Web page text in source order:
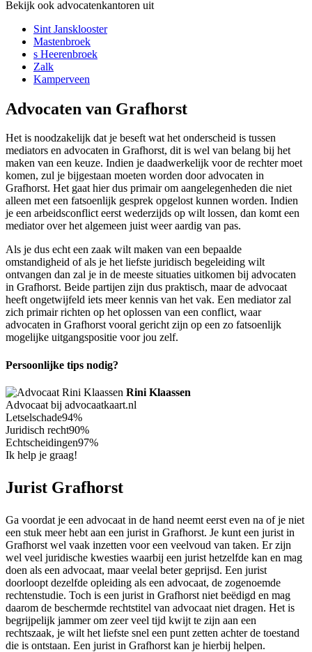
Bekijk ook advocatenkantoren uit
Sint Jansklooster
Mastenbroek
s Heerenbroek
Zalk
Kamperveen
Advocaten van Grafhorst
Het is noodzakelijk dat je beseft wat het onderscheid is tussen
mediators en advocaten in Grafhorst, dit is wel van belang bij het
maken van een keuze. Indien je daadwerkelijk voor de rechter moet
komen, zul je bijgestaan moeten worden door advocaten in
Grafhorst. Het gaat hier dus primair om aangelegenheden die niet
alleen met een fatsoenlijk gesprek opgelost kunnen worden. Indien
je een arbeidsconflict eerst wederzijds op wilt lossen, dan komt een
mediator over het algemeen juist weer aardig van pas.
Als je dus echt een zaak wilt maken van een bepaalde
omstandigheid of als je het liefste juridisch begeleiding wilt
ontvangen dan zal je in de meeste situaties uitkomen bij advocaten
in Grafhorst. Beide partijen zijn dus praktisch, maar de advocaat
heeft ongetwijfeld iets meer kennis van het vak. Een mediator zal
zich primair richten op het oplossen van een conflict, waar
advocaten in Grafhorst vooral gericht zijn op een zo fatsoenlijk
mogelijke uitgangspositie voor jou zelf.
Persoonlijke tips nodig?
Rini Klaassen
Advocaat bij advocaatkaart.nl
Letselschade94%
Juridisch recht90%
Echtscheidingen97%
Ik help je graag!
Jurist Grafhorst
Ga voordat je een advocaat in de hand neemt eerst even na of je niet
een stuk meer hebt aan een jurist in Grafhorst. Je kunt een jurist in
Grafhorst wel vaak inzetten voor een veelvoud van taken. Er zijn
wel veel juridische kwesties waarbij een jurist hetzelfde kan en mag
doen als een advocaat, maar veelal beter geprijsd. Een jurist
doorloopt dezelfde opleiding als een advocaat, de zogenoemde
rechtenstudie. Toch is een jurist in Grafhorst niet beëdigd en mag
daarom de beschermde rechtstitel van advocaat niet dragen. Het is
begrijpelijk jammer om zeer veel tijd kwijt te zijn aan een
rechtszaak, je wilt het liefste snel een punt zetten achter de toestand
die is ontstaan. Een jurist in Grafhorst kan je hierbij helpen.